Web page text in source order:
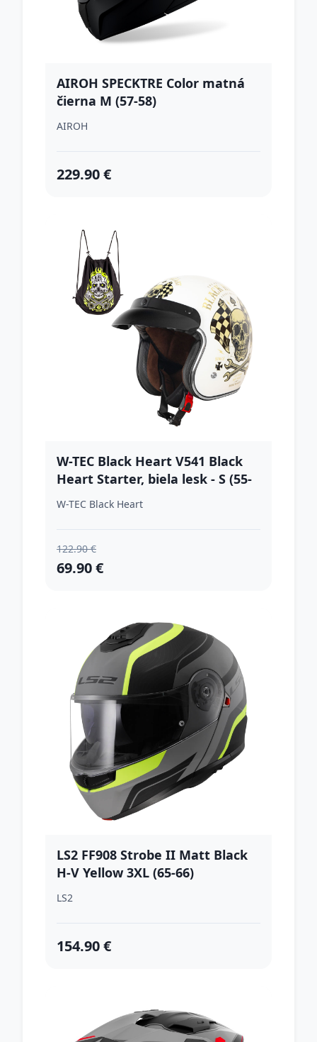
AIROH SPECKTRE Color matná
čierna M (57-58)
AIROH
229.90 €
W-TEC Black Heart V541 Black
Heart Starter, biela lesk - S (55-
56)
W-TEC Black Heart
122.90 €
69.90 €
LS2 FF908 Strobe II Matt Black
H-V Yellow 3XL (65-66)
LS2
154.90 €